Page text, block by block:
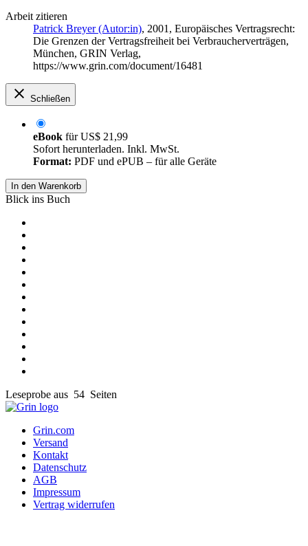
Arbeit zitieren
Patrick Breyer (Autor:in), 2001, Europäisches Vertragsrecht:
Die Grenzen der Vertragsfreiheit bei Verbraucherverträgen,
München, GRIN Verlag,
https://www.grin.com/document/16481
Schließen
eBook fürUS$ 21,99
Sofort herunterladen. Inkl. MwSt.
Format: PDF und ePUB – für alle Geräte
In den Warenkorb
Blick ins Buch